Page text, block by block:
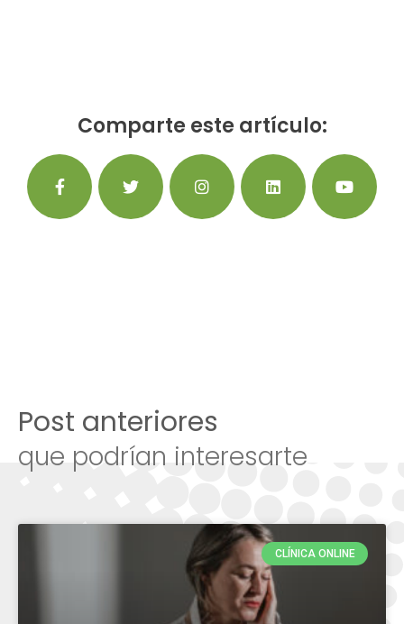
Comparte este artículo:
Post anteriores
que podrían interesarte
CLÍNICA ONLINE